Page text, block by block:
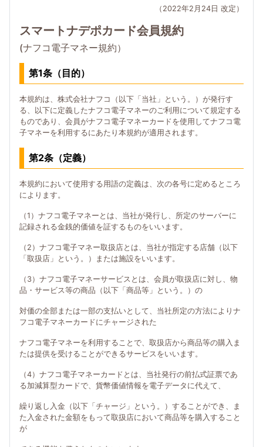
（2022年2月24日 改定）
スマートナデポカード会員規約
(ナフコ電子マネー規約）
第1条（目的）
本規約は、株式会社ナフコ（以下「当社」という。）が発行す
る、以下に定義したナフコ電子マネーのご利用について規定する
ものであり、会員がナフコ電子マネーカードを使用してナフコ電
子マネーを利用するにあたり本規約が適用されます。
第2条（定義）
本規約において使用する用語の定義は、次の各号に定めるところ
によります。
（1）ナフコ電子マネーとは、当社が発行し、所定のサーバーに
記録される金銭的価値を証するものをいいます。
（2）ナフコ電子マネー取扱店とは、当社が指定する店舗（以下
「取扱店」という。）または施設をいいます。
（3）ナフコ電子マネーサービスとは、会員が取扱店に対し、物
品・サービス等の商品（以下「商品等」という。）の
対価の全部または一部の支払いとして、当社所定の方法によりナ
フコ電子マネーカードにチャージされた
ナフコ電子マネーを利用することで、取扱店から商品等の購入ま
たは提供を受けることができるサービスをいいます。
（4）ナフコ電子マネーカードとは、当社発行の前払式証票であ
る加減算型カードで、貨幣価値情報を電子データに代えて、
繰り返し入金（以下「チャージ」という。）することができ、ま
た入金された金額をもって取扱店において商品等を購入すること
が